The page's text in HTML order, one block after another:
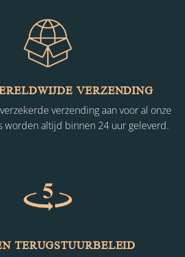
VERZENDING
verzending aan voor al onze
worden altijd binnen 24 uur geleverd.
TERUGSTUURBELEID